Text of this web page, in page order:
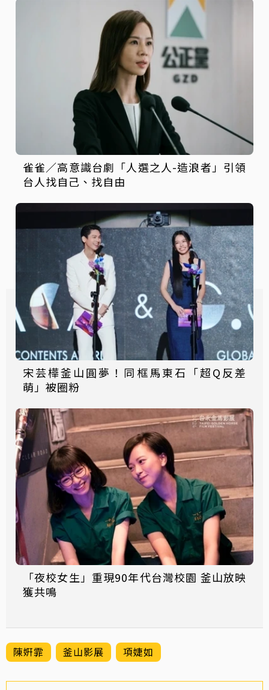
雀雀／高意識台劇「人選之人-造浪者」引領
台人找自己、找自由
宋芸樺釜山圓夢！同框馬東石「超Q反差
萌」被圈粉
「夜校女生」重現90年代台灣校園 釜山放映
獲共鳴
陳姸霏 釜山影展 項婕如